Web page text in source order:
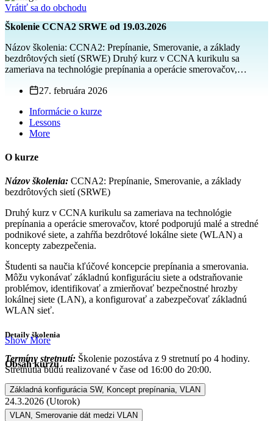
Vrátiť sa do obchodu
Školenie CCNA2 SRWE od 19.03.2026
Názov školenia: CCNA2: Prepínanie, Smerovanie, a základy
bezdrôtových sietí (SRWE) Druhý kurz v CCNA kurikulu sa
zameriava na technológie prepínania a operácie smerovačov,…
27. februára 2026
Informácie o kurze
Lessons
More
O kurze
Názov školenia: CCNA2: Prepínanie, Smerovanie, a základy
bezdrôtových sietí (SRWE)
Druhý kurz v CCNA kurikulu sa zameriava na technológie
prepínania a operácie smerovačov, ktoré podporujú malé a stredné
podnikové siete, a zahŕňa bezdrôtové lokálne siete (WLAN) a
koncepty zabezpečenia.
Študenti sa naučia kľúčové koncepcie prepínania a smerovania.
Môžu vykonávať základnú konfiguráciu siete a odstraňovanie
problémov, identifikovať a zmierňovať bezpečnostné hrozby
lokálnej siete (LAN), a konfigurovať a zabezpečovať základnú
WLAN sieť.
Detaily školenia
Termíny stretnutí: Školenie pozostáva z 9 stretnutí po 4 hodiny.
Stretnutia budú realizované v čase od 16:00 do 20:00.
19.3.2026 (Štvrtok)
24.3.2026 (Utorok)
27.3.2026 (Piatok)
Show More
Obsah kurzu
Základná konfigurácia SW, Koncept prepínania, VLAN
VLAN, Smerovanie dát medzi VLAN